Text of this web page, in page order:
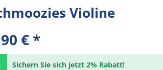
Violine
€ *
Sichern Sie sich jetzt 2% Rabatt!